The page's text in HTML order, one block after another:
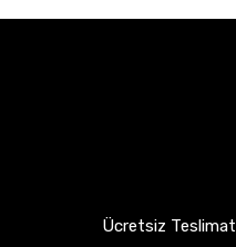
Ücretsiz Teslimat